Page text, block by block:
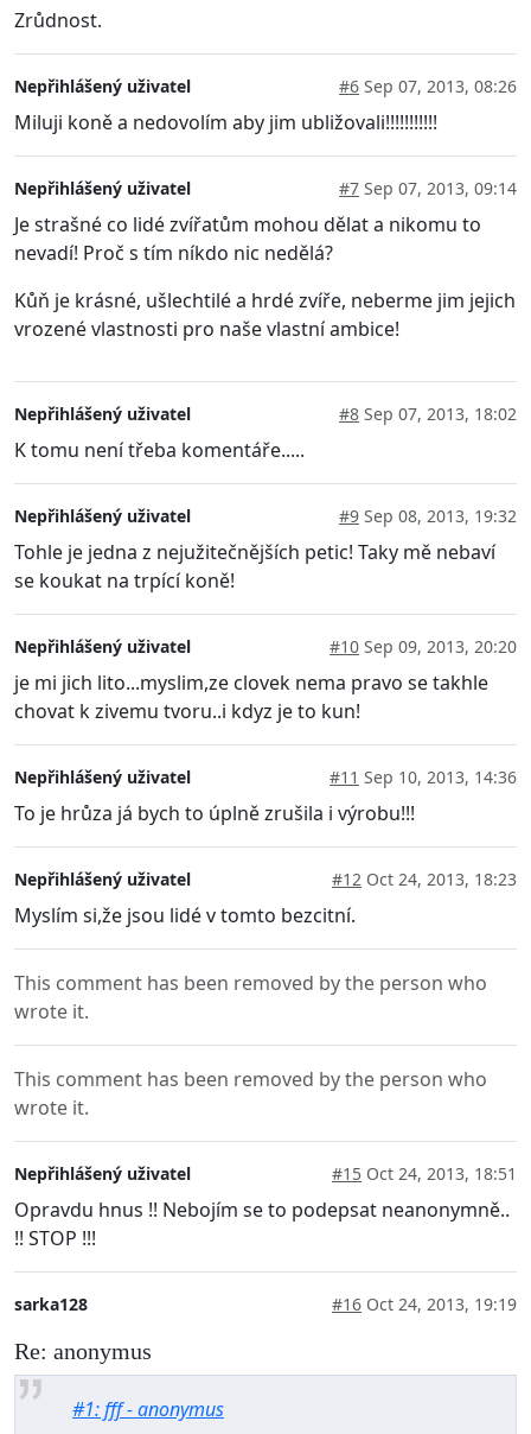
Zrůdnost.
Nepřihlášený uživatel #6 Sep 07, 2013, 08:26
Miluji koně a nedovolím aby jim ubližovali!!!!!!!!!!!
Nepřihlášený uživatel #7 Sep 07, 2013, 09:14
Je strašné co lidé zvířatům mohou dělat a nikomu to
nevadí! Proč s tím níkdo nic nedělá?
Kůň je krásné, ušlechtilé a hrdé zvíře, neberme jim jejich
vrozené vlastnosti pro naše vlastní ambice!
Nepřihlášený uživatel #8 Sep 07, 2013, 18:02
K tomu není třeba komentáře.....
Nepřihlášený uživatel #9 Sep 08, 2013, 19:32
Tohle je jedna z nejužitečnějších petic! Taky mě nebaví
se koukat na trpící koně!
Nepřihlášený uživatel #10 Sep 09, 2013, 20:20
je mi jich lito...myslim,ze clovek nema pravo se takhle
chovat k zivemu tvoru..i kdyz je to kun!
Nepřihlášený uživatel #11 Sep 10, 2013, 14:36
To je hrůza já bych to úplně zrušila i výrobu!!!
Nepřihlášený uživatel #12 Oct 24, 2013, 18:23
Myslím si,že jsou lidé v tomto bezcitní.
This comment has been removed by the person who
wrote it.
This comment has been removed by the person who
wrote it.
Nepřihlášený uživatel #15 Oct 24, 2013, 18:51
Opravdu hnus !! Nebojím se to podepsat neanonymně..
!! STOP !!!
sarka128 #16 Oct 24, 2013, 19:19
Re: anonymus
#1: fff - anonymus